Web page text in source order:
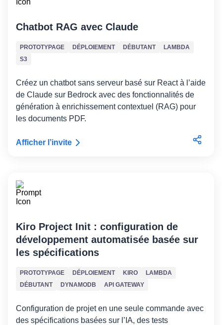
Chatbot RAG avec Claude
PROTOTYPAGE DÉPLOIEMENT DÉBUTANT
LAMBDA
S3
Créez un chatbot sans serveur basé sur React à l’aide
de Claude sur Bedrock avec des fonctionnalités de
génération à enrichissement contextuel (RAG) pour
les documents PDF.
Afficher l’invite
Kiro Project Init : configuration de
développement automatisée basée sur
les spécifications
PROTOTYPAGE DÉPLOIEMENT KIRO
LAMBDA
DÉBUTANT
DYNAMODB API GATEWAY
Configuration de projet en une seule commande avec
des spécifications basées sur l’IA, des tests